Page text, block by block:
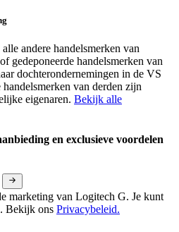
andere handelsmerken van
gedeponeerde handelsmerken van
dochterondernemingen in de VS
van derden zijn
eigenaren. Bekijk alle
en exclusieve voordelen
marketing van Logitech G. Je kunt
Bekijk ons Privacybeleid.